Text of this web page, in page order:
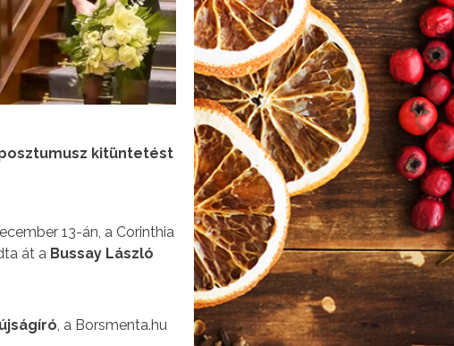
kitüntetést
13-án, a Corinthia
át a Bussay László
, a Borsmenta.hu